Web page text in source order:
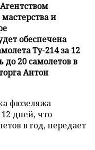
и
обеспечена
Ту-214 за 12
до 20 самолетов в
Антон
фюзеляжа
12 дней, что
в год, передает